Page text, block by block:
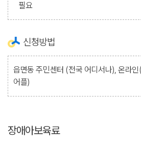
필요
신청방법
읍면동 주민센터 (전국 어디서나), 온라
어플)
장애아보육료